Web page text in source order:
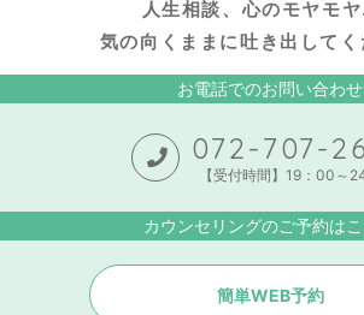
人生相談、心のモヤモヤ
気の向くままに吐き出してく
お電話でのお問い合わせ
072-707-
【受付時間】19：00～
カウンセリングのご予約は
簡単WEB予約